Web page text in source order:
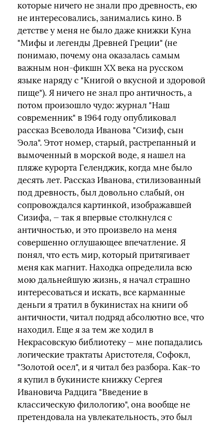
которые ничего не знали про древность, ею
не интересовались, занимались кино. В
детстве у меня не было даже книжки Куна
"Мифы и легенды Древней Греции" (не
понимаю, почему она оказалась самым
важным нон-фикшн XX века на русском
языке наряду с "Книгой о вкусной и здоровой
пище"). Я ничего не знал про античность, а
потом произошло чудо: журнал "Наш
современник" в 1964 году опубликовал
рассказ Всеволода Иванова "Сизиф, сын
Эола". Этот номер, старый, растрепанный и
вымоченный в морской воде, я нашел на
пляже курорта Геленджик, когда мне было
десять лет. Рассказ Иванова, стилизованный
под древность, был довольно слабый, он
сопровождался картинкой, изображавшей
Сизифа, — так я впервые столкнулся с
античностью, и это произвело на меня
совершенно оглушающее впечатление. Я
понял, что есть мир, который притягивает
меня как магнит. Находка определила всю
мою дальнейшую жизнь, я начал страшно
интересоваться и искать, все карманные
деньги я тратил в букинистах на книги об
античности, читал подряд абсолютно все, что
находил. Еще я за тем же ходил в
Некрасовскую библиотеку — мне попадались
логические трактаты Аристотеля, Софокл,
"Золотой осел", и я читал без разбора. Как-то
я купил в букинисте книжку Сергея
Ивановича Радцига "Введение в
классическую филологию", она вообще не
претендовала на увлекательность, это был